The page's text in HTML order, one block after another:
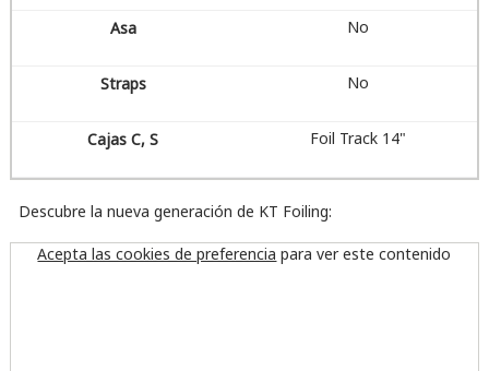
No
No
Foil Track 14"
Descubre la nueva generación de KT Foiling:
Acepta las cookies de preferencia para ver este contenido